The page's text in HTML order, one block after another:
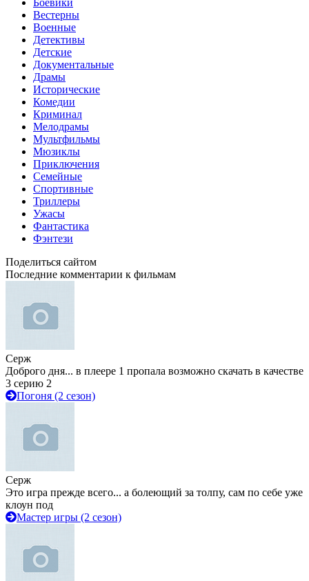
Боевики
Вестерны
Военные
Детективы
Детские
Документальные
Драмы
Исторические
Комедии
Криминал
Мелодрамы
Мультфильмы
Мюзиклы
Приключения
Семейные
Спортивные
Триллеры
Ужасы
Фантастика
Фэнтези
Поделиться сайтом
Последние комментарии к фильмам
Серж
Доброго дня... в плеере 1 пропала возможно скачать в качестве
3 серию 2
Погоня (2 сезон)
Серж
Это игра прежде всего... а болеющий за толпу, сам по себе уже
клоун под
Мастер игры (2 сезон)